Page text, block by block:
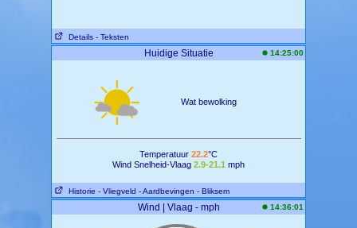
Details - Teksten
Huidige Situatie 14:25:00
Wat bewolking
Temperatuur 22.2°C
Wind Snelheid-Vlaag 2.9-21.1 mph
Historie - Vliegveld - Aardbevingen - Bliksem
Wind | Vlaag - mph 14:36:01